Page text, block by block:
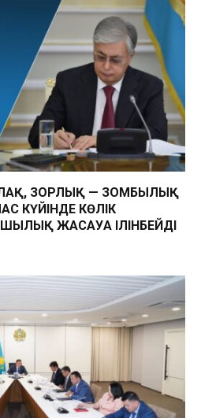
ЗОРЛЫҚ — ЗОМБЫЛЫҚ
КҮЙІНДЕ КӨЛІК
ЖАСАУҒА ІЛІНБЕЙДІ